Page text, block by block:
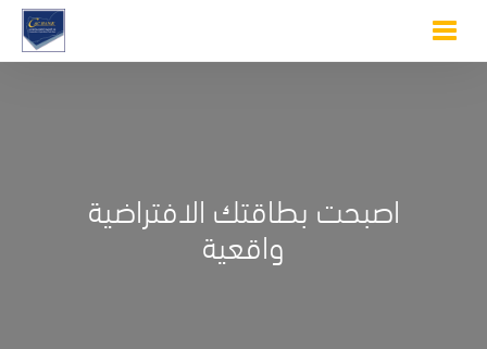
Toggle
navigation
اصبحت بطاقتك الافتراضية
واقعية